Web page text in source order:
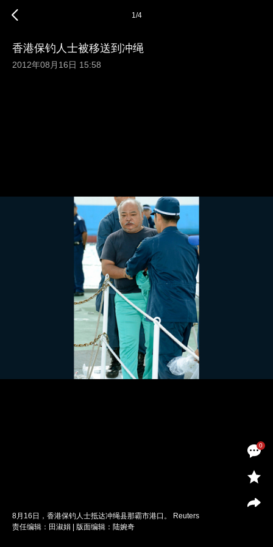
0
1/4
香港保钓人士被移送到冲绳
2012年08月16日 15:58
8月16日，香港保钓人士抵达冲绳县那霸市港口。 Reuters
责任编辑：田淑娟 | 版面编辑：陆婉奇